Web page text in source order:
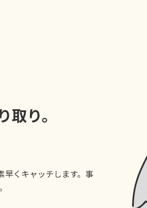
り。
早くキャッチします。事